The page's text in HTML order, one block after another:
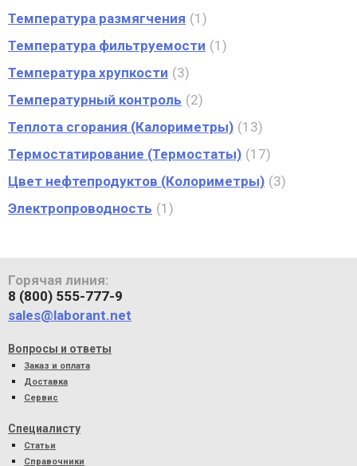
Температура размягчения
1
Температура фильтруемости
1
Температура хрупкости
3
Температурный контроль
2
Теплота сгорания (Калориметры) 13
Термостатирование (Термостаты) 17
Цвет нефтепродуктов (Колориметры) 3
Электропроводность
1
Горячая линия:
8 (800) 555-777-9
sales@laborant.net
Вопросы и ответы
Заказ и оплата
Доставка
Сервис
Специалисту
Статьи
Справочники